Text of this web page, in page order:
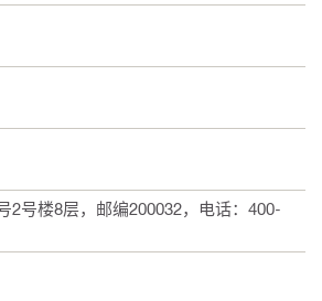
2号楼8层，邮编200032，电话：400-